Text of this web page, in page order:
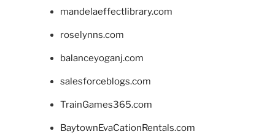
mandelaeffectlibrary.com
roselynns.com
balanceyoganj.com
salesforceblogs.com
TrainGames365.com
BaytownEvaCationRentals.com